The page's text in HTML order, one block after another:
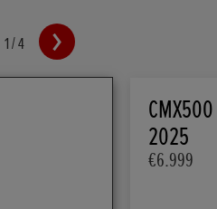
1/4
2025
€6.999